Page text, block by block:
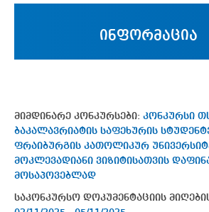
ინფორმაცია
მიმდინარე კონკურსები: კონკურსი
ბაკალავრიატის საფეხურის
ფრაიბურგის კათოლიკურ
მოკლევადიანი ვიზიტისათვის
მოსაპოვებლად
საკონკურსო დოკუმენტაციის